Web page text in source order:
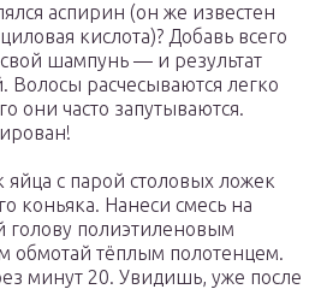
аспирин (он же известен
кислота)? Добавь всего
шампунь — и результат
Волосы расчесываются легко
они часто запутываются.
с парой столовых ложек
коньяка. Нанеси смесь на
голову полиэтиленовым
обмотай тёплым полотенцем.
минут 20. Увидишь, уже после